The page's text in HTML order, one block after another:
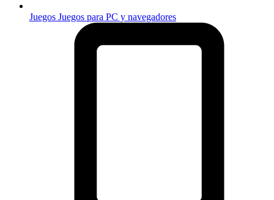
Juegos Juegos para PC y navegadores